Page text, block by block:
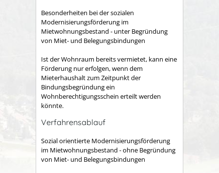
Besonderheiten bei der sozialen
Modernisierungsförderung im
Mietwohnungsbestand - unter Begründung
von Miet- und Belegungsbindungen
Ist der Wohnraum bereits vermietet, kann eine
Förderung nur erfolgen, wenn dem
Mieterhaushalt zum Zeitpunkt der
Bindungsbegründung ein
Wohnberechtigungsschein erteilt werden
könnte.
Verfahrensablauf
Sozial orientierte Modernisierungsförderung
im Mietwohnungsbestand - ohne Begründung
von Miet- und Belegungsbindungen